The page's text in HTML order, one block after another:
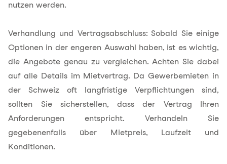
nutzen werden.
Verhandlung und Vertragsabschluss: Sobald Sie einige
Optionen in der engeren Auswahl haben, ist es wichtig,
die Angebote genau zu vergleichen. Achten Sie dabei
auf alle Details im Mietvertrag. Da Gewerbemieten in
der Schweiz oft langfristige Verpflichtungen sind,
sollten Sie sicherstellen, dass der Vertrag Ihren
Anforderungen entspricht. Verhandeln Sie
gegebenenfalls über Mietpreis, Laufzeit und
Konditionen.